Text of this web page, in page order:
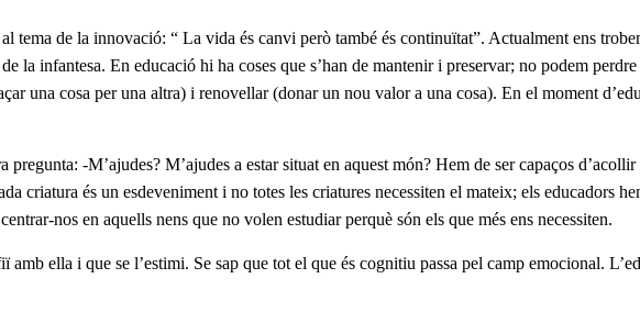
tema de la innovació: “ La vida és canvi però també és continuïtat”. Actualment ens
la infantesa. En educació hi ha coses que s’han de mantenir i preservar; no podem
una cosa per una altra) i renovellar (donar un nou valor a una cosa). En el moment
-M’ajudes? M’ajudes a estar situat en aquest món? Hem de ser capaços
criatura és un esdeveniment i no totes les criatures necessiten el mateix; els educadors
nos en aquells nens que no volen estudiar perquè són els que més ens necessiten.
amb ella i que se l’estimi. Se sap que tot el que és cognitiu passa pel camp emocional.